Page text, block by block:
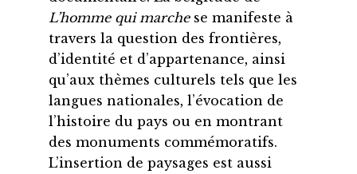
L’homme qui marchese manifeste à
travers la question des frontières,
d’identité et d’appartenance, ainsi
qu’aux thèmes culturels tels que les
langues nationales, l’évocation de
l’histoire du pays ou en montrant
des monuments commémoratifs.
L’insertion de paysages est aussi